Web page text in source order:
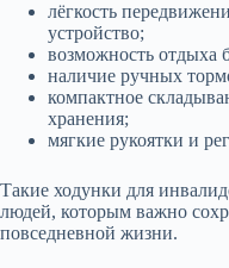
лёгкость
устройство;
возможность отдыха
наличие ручных
компактное
хранения;
мягкие рукоятки и
Такие ходунки для
людей, которым важно
повседневной жизни.